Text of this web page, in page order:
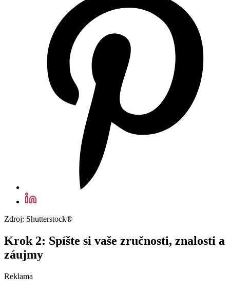
Zdroj: Shutterstock®
Krok 2: Spíšte si vaše zručnosti, znalosti a
záujmy
Reklama